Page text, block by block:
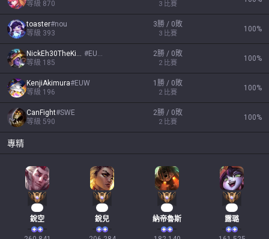
等級 870 3 比賽
toaster#nou
等級 393
3勝 / 0敗
3 比賽
100%
NickEh30TheKing #EUW
等級 185
2勝 / 0敗
2 比賽
100%
KenjiAkimura#EUW
等級 196
1勝 / 0敗
2 比賽
100%
CanFight#SWE
等級 590
2勝 / 0敗
2 比賽
100%
專精
銳空 銳兒 納帝魯斯 露璐